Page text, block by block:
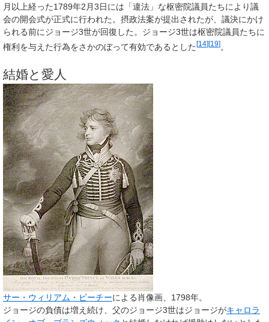
月以上経った1789年2月3日には「違法」な枢密院議員たちにより議
会の開会式が正式に行われた。摂政法案が提出されたが、議決にかけ
られる前にジョージ3世が回復した。ジョージ3世は枢密院議員たちに
権利を与えた行為をさかのぼって有効であるとした [14][19] 。
結婚と愛人
サー・ウィリアム・ビーチーによる肖像画、1798年。
ジョージの負債は増え続け、父のジョージ3世はジョージがキャロラ